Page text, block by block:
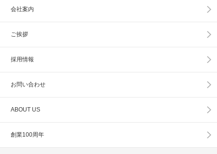
会社案内
ご挨拶
採用情報
お問い合わせ
ABOUT US
創業100周年